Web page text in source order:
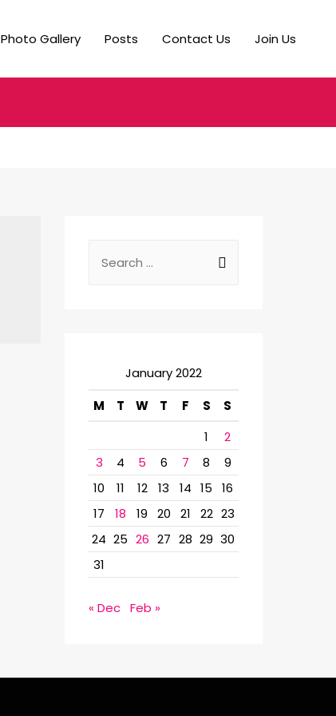
Photo Gallery Posts Contact Us Join Us
January 2022
M
T W T F S
S
1
2
3
4 5 6 7 8
9
10
11 12 13 14 15
16
17
18 19 20 21 22 23
24 25 26 27 28 29 30
31
« Dec Feb »